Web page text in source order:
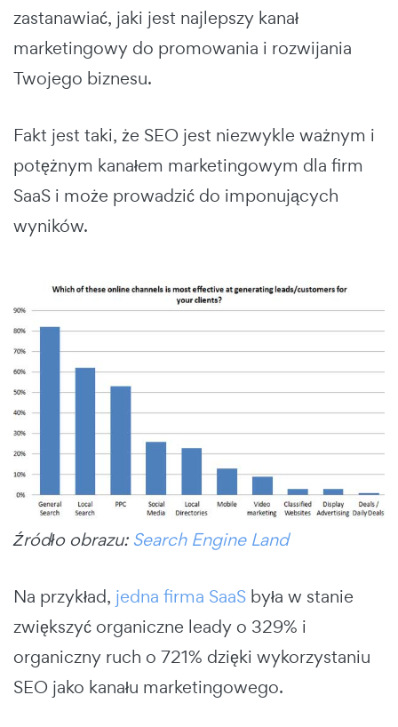
zastanawiać, jaki jest najlepszy kanał
marketingowy do promowania i rozwijania
Twojego biznesu.
Fakt jest taki, że SEO jest niezwykle ważnym i
potężnym kanałem marketingowym dla firm
SaaS i może prowadzić do imponujących
wyników.
Źródło obrazu: Search Engine Land
Na przykład, jedna firma SaaS była w stanie
zwiększyć organiczne leady o 329% i
organiczny ruch o 721% dzięki wykorzystaniu
SEO jako kanału marketingowego.